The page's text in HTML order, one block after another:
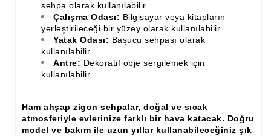
sehpa olarak kullanılabilir.
Çalışma Odası: Bilgisayar veya kitapların
yerleştirileceği bir yüzey olarak kullanılabilir.
Yatak Odası: Başucu sehpası olarak
kullanılabilir.
Antre: Dekoratif obje sergilemek için
kullanılabilir.
Ham ahşap zigon sehpalar, doğal ve sıcak
atmosferiyle evlerinize farklı bir hava katacak. Doğru
model ve bakım ile uzun yıllar kullanabileceğiniz şık